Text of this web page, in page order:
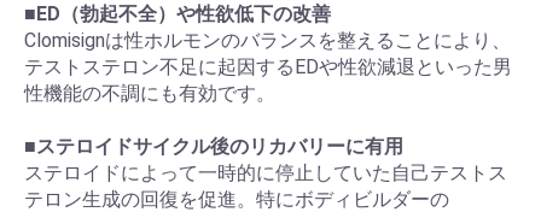
■ED（勃起不全）や性欲低下の改善
Clomisignは性ホルモンのバランスを整えることにより、
テストステロン不足に起因するEDや性欲減退といった男
性機能の不調にも有効です。
■ステロイドサイクル後のリカバリーに有用
ステロイドによって一時的に停止していた自己テストス
テロン生成の回復を促進。特にボディビルダーの